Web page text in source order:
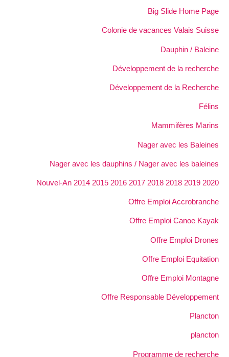
Big Slide Home Page
Colonie de vacances Valais Suisse
Dauphin / Baleine
Développement de la recherche
Développement de la Recherche
Félins
Mammifères Marins
Nager avec les Baleines
Nager avec les dauphins / Nager avec les baleines
Nouvel-An 2014 2015 2016 2017 2018 2018 2019 2020
Offre Emploi Accrobranche
Offre Emploi Canoe Kayak
Offre Emploi Drones
Offre Emploi Equitation
Offre Emploi Montagne
Offre Responsable Développement
Plancton
plancton
Programme de recherche